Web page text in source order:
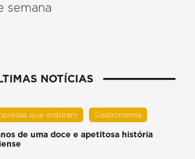
semana
NOTÍCIAS
que inspiram Gastronomia
de uma doce e apetitosa história